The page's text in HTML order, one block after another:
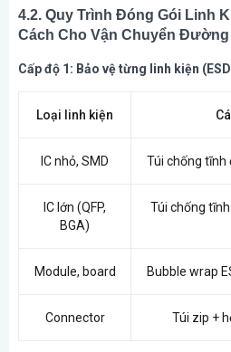
4.2. Quy Trình Đóng Gói Linh
Cách Cho Vận Chuyển Đường
Cấp độ 1: Bảo vệ từng linh kiện
Loại linh kiện
IC nhỏ, SMD Túi chống tĩnh
IC lớn (QFP,
BGA)
Túi chống
Module, board Bubble wrap
Connector Túi zip +